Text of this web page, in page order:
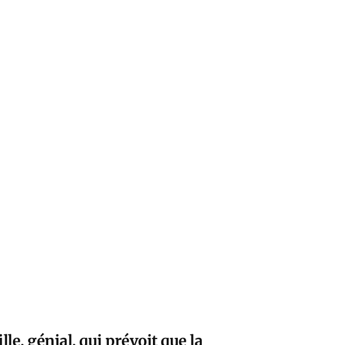
génial, qui prévoit que la